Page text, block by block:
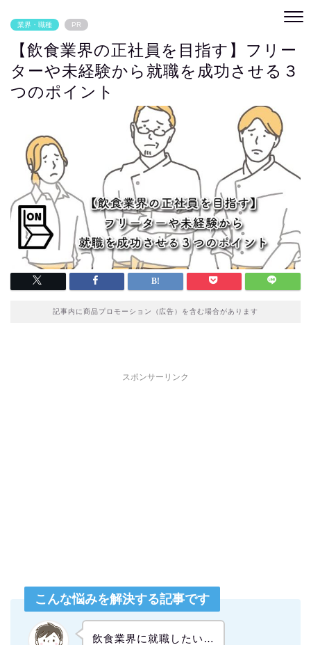
業界・職種 PR
【飲食業界の正社員を目指す】フリー
ターや未経験から就職を成功させる３
つのポイント
記事内に商品プロモーション（広告）を含む場合があります
スポンサーリンク
こんな悩みを解決する記事です
飲食業界に就職したい…